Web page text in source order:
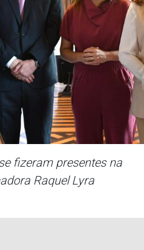
fizeram presentes na
Raquel Lyra